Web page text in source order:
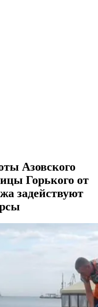
Азовского
Горького от
задействуют